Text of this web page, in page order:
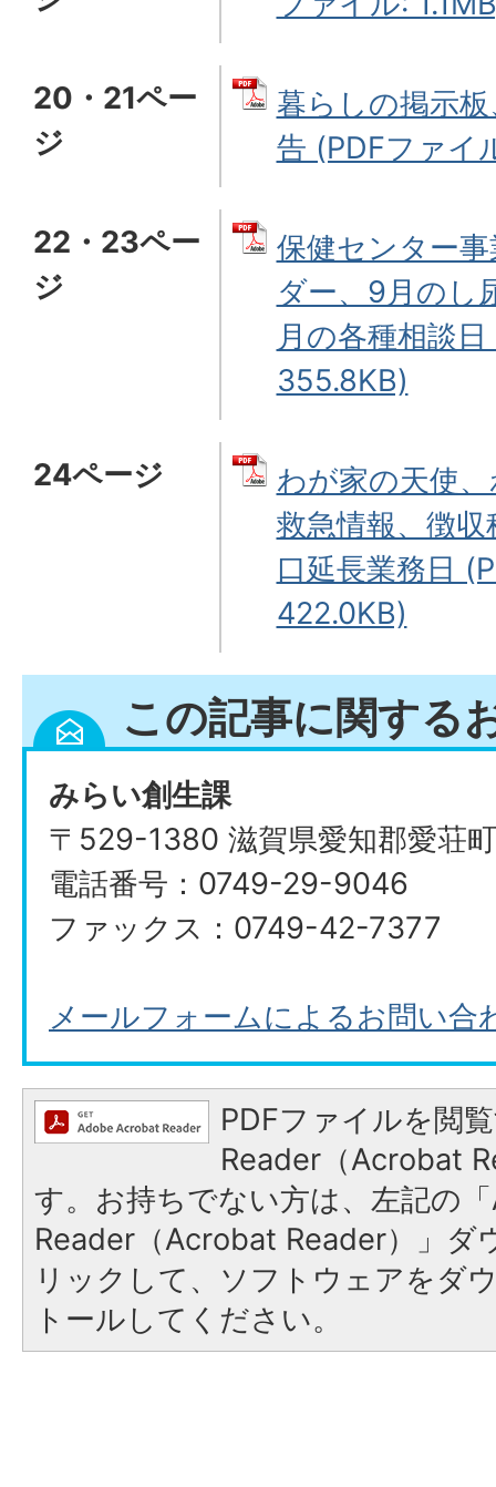
20・21ペー
ジ
暮らしの掲示
告 (PDFファイ
22・23ペー
ジ
保健センター
ダー、9月のし
月の各種相談
355.8KB)
24ページ
わが家の天使
救急情報、徴
口延長業務日
422.0KB)
この記事に関する
みらい創生課
〒529-1380 滋賀県愛知郡愛荘
電話番号：0749-29-9046
ファックス：0749-42-7377
メールフォームによるお問い合
PDFファイルを閲
Reader（Acrobat
す。お持ちでない方は、左記の
Reader（Acrobat Reader）」ダ
リックして、ソフトウェアをダ
トールしてください。